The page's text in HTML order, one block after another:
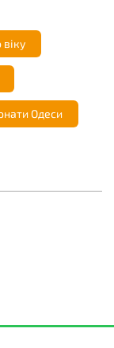
Одеси